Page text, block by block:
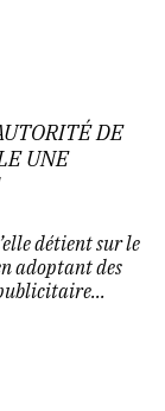
DE
UNE
détient sur le
adoptant des